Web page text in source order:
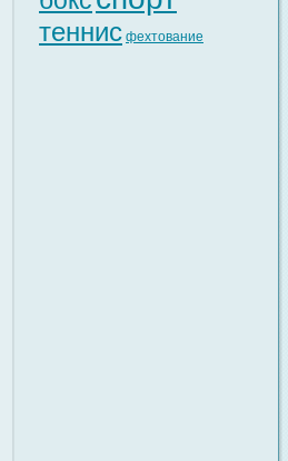
теннис фехтование